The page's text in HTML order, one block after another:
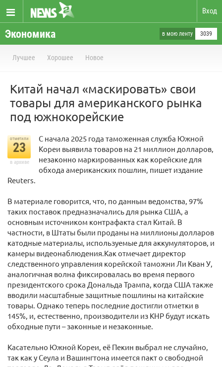
Вход
Экономика в мою ленту 3039
Лучшее Хорошее Новое
Китай начал «маскировать» свои
товары для американского рынка
под южнокорейские
отметили
23
в архиве
С начала 2025 года таможенная служба Южной
Кореи выявила товаров на 21 миллион долларов,
незаконно маркированных как корейские для
обхода американских пошлин, пишет издание
Reuters.
В материале говорится, что, по данным ведомства, 97%
таких поставок предназначались для рынка США, а
основным источником контрафакта стал Китай. В
частности, в Штаты были проданы на миллионы долларов
катодные материалы, используемые для аккумуляторов, и
камеры видеонаблюдения.Как отмечает директор
следственного управления корейской таможни Ли Кван У,
аналогичная волна фиксировалась во время первого
президентского срока Дональда Трампа, когда США также
вводили масштабные защитные пошлины на китайские
товары. Однако теперь последние достигли отметки в
145%, и, естественно, производители из КНР будут искать
обходные пути – законные и незаконные.
Касательно Южной Кореи, её Пекин выбрал не случайно,
так как у Сеула и Вашингтона имеется пакт о свободной